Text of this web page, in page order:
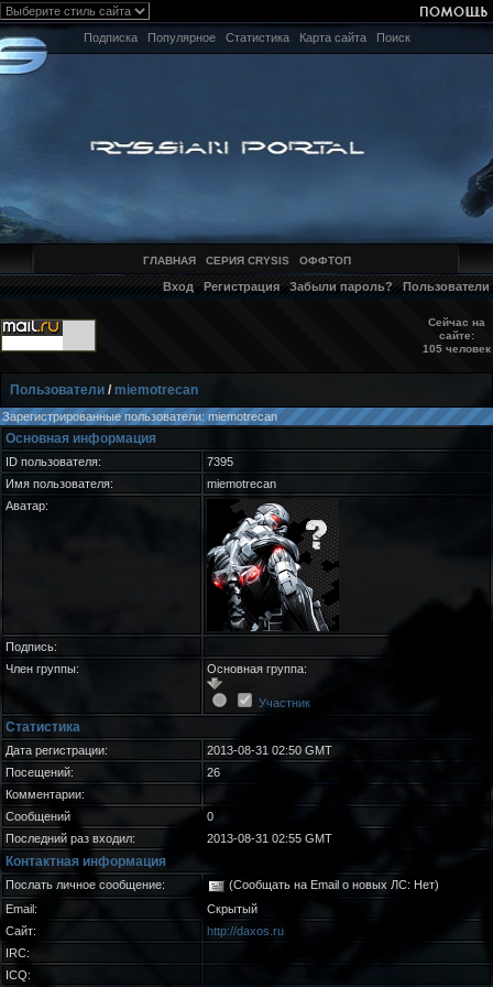
Подписка Популярное Статистика Карта сайта Поиск
ГЛАВНАЯ СЕРИЯ CRYSIS ОФФТОП
Вход Регистрация Забыли пароль? Пользователи
Сейчас на
сайте:
105 человек
Пользователи / miemotrecan
Зарегистрированные пользователи: miemotrecan
Основная информация
ID пользователя:
7395
Имя пользователя:
miemotrecan
Аватар:
Подпись:
Член группы:
Основная группа:
Участник
Статистика
Дата регистрации:
2013-08-31 02:50 GMT
Посещений:
26
Комментарии:
Сообщений
0
Последний раз входил:
2013-08-31 02:55 GMT
Контактная информация
Послать личное сообщение:
(Сообщать на Email о новых ЛС: Нет)
Email:
Скрытый
Сайт:
http://daxos.ru
IRC:
ICQ: